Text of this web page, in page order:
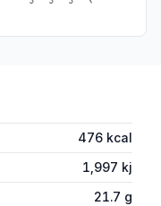
39g'
476 kcal
1,997 kj
21.7 g